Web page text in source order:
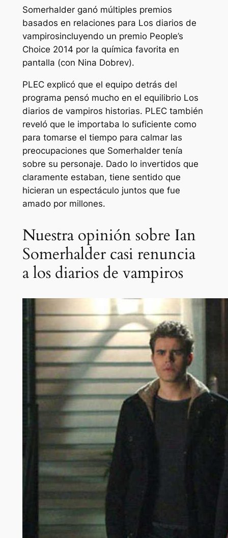
Somerhalder ganó múltiples premios
basados ​​en relaciones para Los diarios de
vampirosincluyendo un premio People’s
Choice 2014 por la química favorita en
pantalla (con Nina Dobrev).
PLEC explicó que el equipo detrás del
programa pensó mucho en el equilibrio Los
diarios de vampiros historias. PLEC también
reveló que le importaba lo suficiente como
para tomarse el tiempo para calmar las
preocupaciones que Somerhalder tenía
sobre su personaje. Dado lo invertidos que
claramente estaban, tiene sentido que
hicieran un espectáculo juntos que fue
amado por millones.
Nuestra opinión sobre Ian
Somerhalder casi renuncia
a los diarios de vampiros